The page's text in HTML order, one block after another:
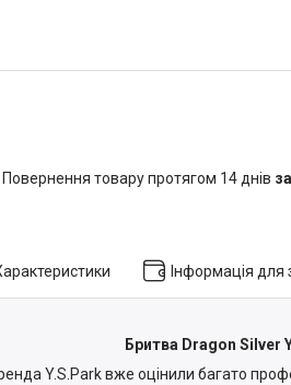
повернення товару протягом 14 днів
Інформація
Бритва Dragon Silver
Y.S.Park вже оцінили багато